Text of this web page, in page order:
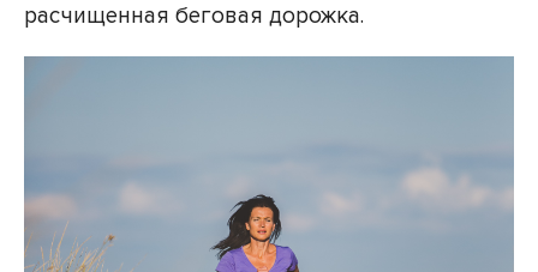
расчищенная беговая дорожка.